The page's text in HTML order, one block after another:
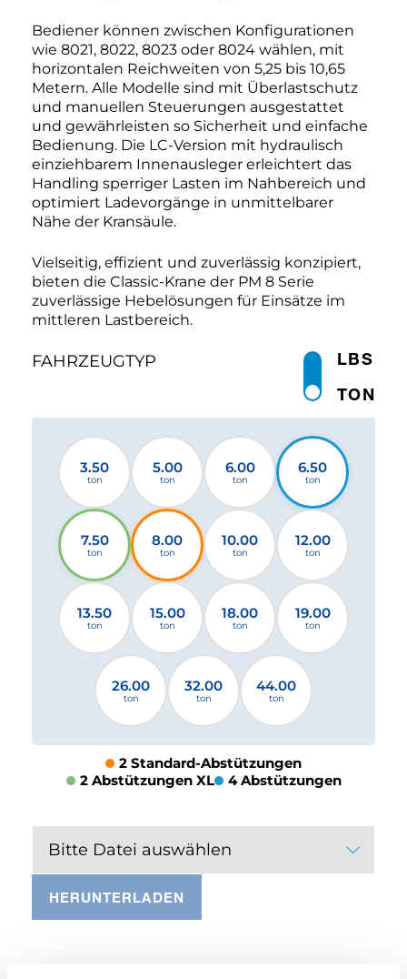
Bediener können zwischen Konfigurationen
wie 8021, 8022, 8023 oder 8024 wählen, mit
horizontalen Reichweiten von 5,25 bis 10,65
Metern. Alle Modelle sind mit Überlastschutz
und manuellen Steuerungen ausgestattet
und gewährleisten so Sicherheit und einfache
Bedienung. Die LC-Version mit hydraulisch
einziehbarem Innenausleger erleichtert das
Handling sperriger Lasten im Nahbereich und
optimiert Ladevorgänge in unmittelbarer
Nähe der Kransäule.
Vielseitig, effizient und zuverlässig konzipiert,
bieten die Classic-Krane der PM 8 Serie
zuverlässige Hebelösungen für Einsätze im
mittleren Lastbereich.
FAHRZEUGTYP
TON
LBS
3.50
ton
5.00
ton
6.00
ton
6.50
ton
7.50
ton
8.00
ton
10.00
ton
12.00
ton
13.50
ton
15.00
ton
18.00
ton
19.00
ton
26.00
ton
32.00
ton
44.00
ton
2 Standard-Abstützungen
2 Abstützungen XL
4 Abstützungen
Bitte Datei auswählen
HERUNTERLADEN